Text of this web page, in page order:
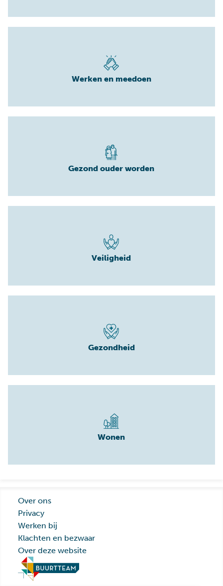
Werken en meedoen
Gezond ouder worden
Veiligheid
Gezondheid
Wonen
Over ons
Privacy
Werken bij
Klachten en bezwaar
Over deze website